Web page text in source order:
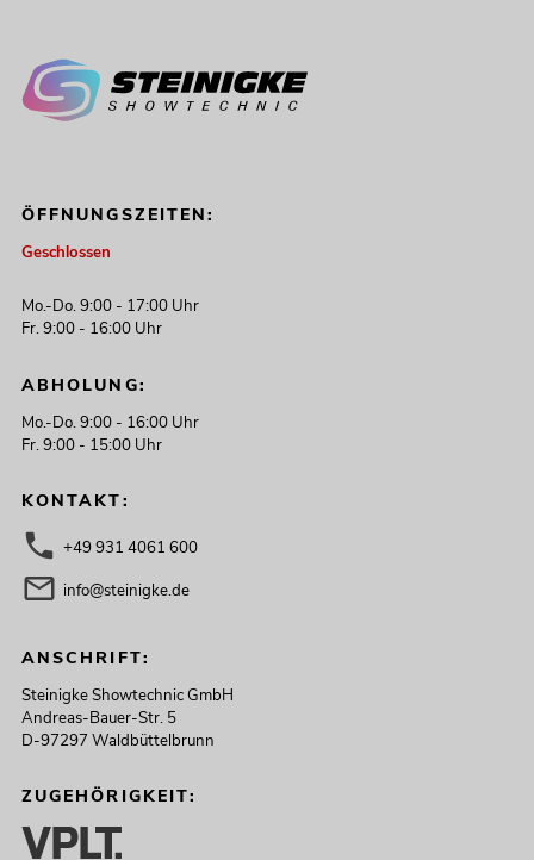
ÖFFNUNGSZEITEN:
Geschlossen
Mo.-Do. 9:00 - 17:00 Uhr
Fr. 9:00 - 16:00 Uhr
ABHOLUNG:
Mo.-Do. 9:00 - 16:00 Uhr
Fr. 9:00 - 15:00 Uhr
KONTAKT:
+49 931 4061 600
info@steinigke.de
ANSCHRIFT:
Steinigke Showtechnic GmbH
Andreas-Bauer-Str. 5
D-97297 Waldbüttelbrunn
ZUGEHÖRIGKEIT: